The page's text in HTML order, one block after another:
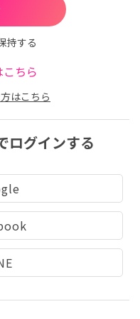
持する
ちら
はこちら
ログインする